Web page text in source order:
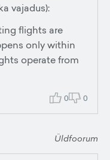
vajadus):
flights are
only within
operate from
0 0
Üldfoorum